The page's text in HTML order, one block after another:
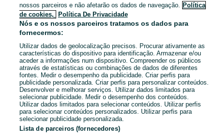
nossos parceiros e não afetarão os dados de navegação. Política
de cookies,
Política De Privacidade
Nós e os nossos parceiros tratamos os dados para
fornecermos:
Utilizar dados de geolocalização precisos. Procurar ativamente as
características do dispositivo para identificação. Armazenar e/ou
aceder a informações num dispositivo. Compreender os públicos
através de estatísticas ou combinações de dados de diferentes
fontes. Medir o desempenho da publicidade. Criar perfis para
publicidade personalizada. Criar perfis para personalizar conteúdos.
Desenvolver e melhorar serviços. Utilizar dados limitados para
selecionar publicidade. Medir o desempenho dos conteúdos.
Utilizar dados limitados para selecionar conteúdos. Utilizar perfis
para selecionar conteúdos personalizados. Utilizar perfis para
selecionar publicidade personalizada.
Lista de parceiros (fornecedores)